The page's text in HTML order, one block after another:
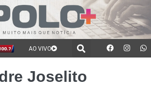
AO VIVO
Joselito